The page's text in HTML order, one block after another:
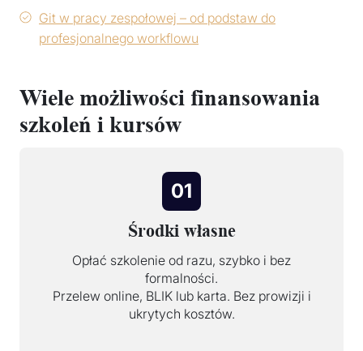
Git w pracy zespołowej – od podstaw do
profesjonalnego workflowu
Wiele możliwości finansowania
szkoleń i kursów
01
Środki własne
Opłać szkolenie od razu, szybko i bez
formalności.
Przelew online, BLIK lub karta. Bez prowizji i
ukrytych kosztów.